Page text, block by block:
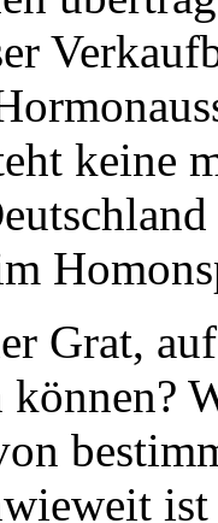
keine
Grat,
können?